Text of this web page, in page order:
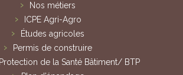
Nos métiers
ICPE Agri-Agro
Études agricoles
Permis de construire
de la Santé Bâtiment/ BTP